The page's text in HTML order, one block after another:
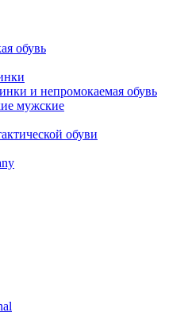
обувь
и непромокаемая обувь
мужские
обуви